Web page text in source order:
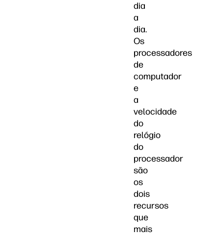
dia
a
dia.
Os
processadores
de
computador
e
a
velocidade
do
relógio
do
processador
são
os
dois
recursos
que
mais